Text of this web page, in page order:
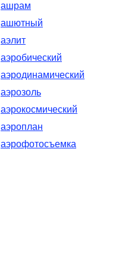
ашрам
ашютный
аэлит
аэробический
аэродинамический
аэрозоль
аэрокосмический
аэроплан
аэрофотосъемка